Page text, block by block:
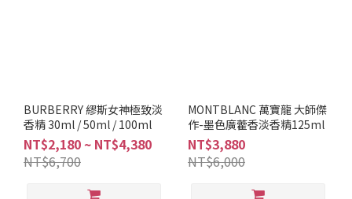
BURBERRY 繆斯女神極致淡
香精 30ml / 50ml / 100ml
NT$2,180 ~ NT$4,380
NT$6,700
MONTBLANC 萬寶龍 大師傑
作-墨色廣藿香淡香精125ml
NT$3,880
NT$6,000